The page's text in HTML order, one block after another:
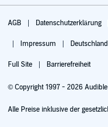
AGB Datenschutzerklärung
Impressum
Full Site Barrierefreiheit
© Copyright 1997 - 2026 Audible
Alle Preise inklusive der